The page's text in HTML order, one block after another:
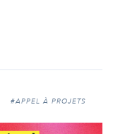
#APPEL À PROJETS